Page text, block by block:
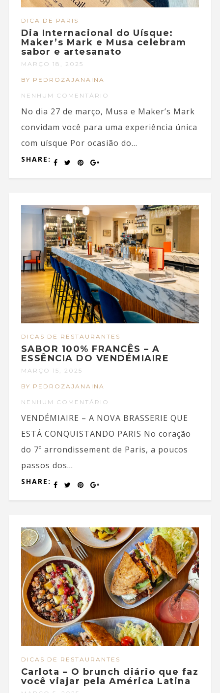
DICA DE PARIS
Dia Internacional do Uísque:
Maker’s Mark e Musa celebram
sabor e artesanato
MARÇO 18, 2025
BY PEDROZAJANAINA
NENHUM COMENTÁRIO
No dia 27 de março, Musa e Maker’s Mark
convidam você para uma experiência única
com uísque Por ocasião do...
SHARE:
DICAS DE RESTAURANTES
SABOR 100% FRANCÊS – A
ESSÊNCIA DO VENDÉMIAIRE
MARÇO 15, 2025
BY PEDROZAJANAINA
NENHUM COMENTÁRIO
VENDÉMIAIRE – A NOVA BRASSERIE QUE
ESTÁ CONQUISTANDO PARIS No coração
do 7º arrondissement de Paris, a poucos
passos dos...
SHARE:
DICAS DE RESTAURANTES
Carlota – O brunch diário que faz
você viajar pela América Latina